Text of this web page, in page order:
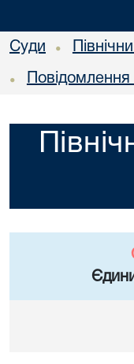
Суди •
•